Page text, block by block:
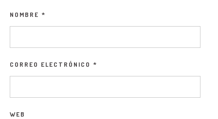
NOMBRE *
CORREO ELECTRÓNICO *
WEB